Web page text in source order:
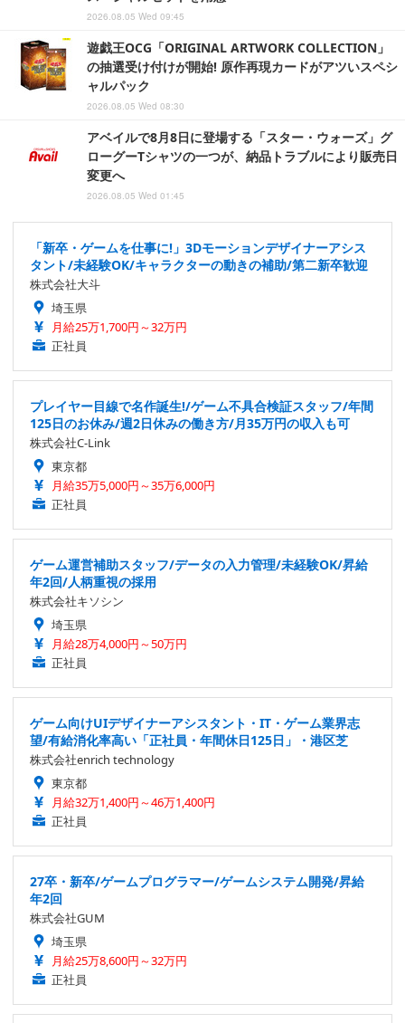
2026.08.05 Wed 09:45
遊戯王OCG「ORIGINAL ARTWORK COLLECTION」
の抽選受け付けが開始! 原作再現カードがアツいスペシ
ャルパック
2026.08.05 Wed 08:30
アベイルで8月8日に登場する「スター・ウォーズ」グ
ローグーTシャツの一つが、納品トラブルにより販売日
変更へ
2026.08.05 Wed 01:45
「新卒・ゲームを仕事に!」3Dモーションデザイナーアシス
タント/未経験OK/キャラクターの動きの補助/第二新卒歓迎
株式会社大斗
埼玉県
月給25万1,700円～32万円
正社員
プレイヤー目線で名作誕生!/ゲーム不具合検証スタッフ/年間
125日のお休み/週2日休みの働き方/月35万円の収入も可
株式会社C-Link
東京都
月給35万5,000円～35万6,000円
正社員
ゲーム運営補助スタッフ/データの入力管理/未経験OK/昇給
年2回/人柄重視の採用
株式会社キソシン
埼玉県
月給28万4,000円～50万円
正社員
ゲーム向けUIデザイナーアシスタント・IT・ゲーム業界志
望/有給消化率高い「正社員・年間休日125日」・港区芝
株式会社enrich technology
東京都
月給32万1,400円～46万1,400円
正社員
27卒・新卒/ゲームプログラマー/ゲームシステム開発/昇給
年2回
株式会社GUM
埼玉県
月給25万8,600円～32万円
正社員